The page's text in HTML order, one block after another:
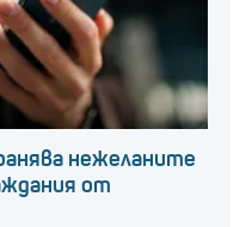
нежеланите
от